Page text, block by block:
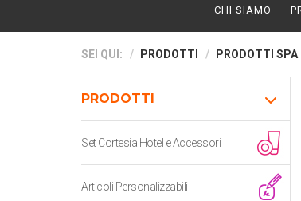
CHI SIAMO
SEI QUI: PRODOTTI PRODOTTI SPA
PRODOTTI
Set Cortesia Hotel e Accessori
Articoli Personalizzabili